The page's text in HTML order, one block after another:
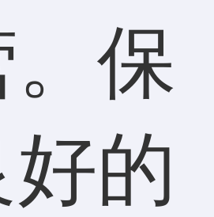
保
的